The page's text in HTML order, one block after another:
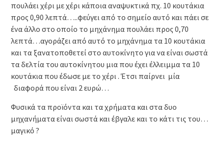
πουλάει χέρι με χέρι κάποια αναψυκτικά πχ. 10 κουτάκια
προς 0,90 λεπτά…..φεύγει από το σημείο αυτό και πάει σε
ένα άλλο στο οποίο το μηχάνημα πουλάει προς 0,70
λεπτά…αγοράζει από αυτό το μηχάνημα τα 10 κουτάκια
και τα ξανατοποθετεί στο αυτοκίνητο για να είναι σωστά
τα δελτία του αυτοκίνητου μια που έχει έλλειμμα τα 10
κουτάκια που έδωσε με το χέρι . Έτσι παίρνει μία
διαφορά που είναι 2 ευρώ…
Φυσικά τα προϊόντα και τα χρήματα και στα δυο
μηχανήματα είναι σωστά και έβγαλε και το κάτι τις του…
μαγικό ?